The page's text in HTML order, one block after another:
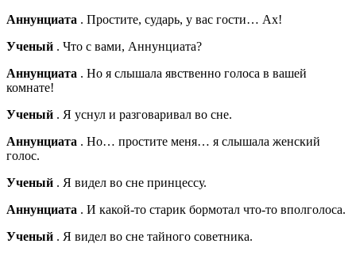
Аннунциата . Простите, сударь, у вас гости… Ах!
Ученый . Что с вами, Аннунциата?
Аннунциата . Но я слышала явственно голоса в вашей
комнате!
Ученый . Я уснул и разговаривал во сне.
Аннунциата . Но… простите меня… я слышала женский
голос.
Ученый . Я видел во сне принцессу.
Аннунциата . И какой-то старик бормотал что-то вполголоса.
Ученый . Я видел во сне тайного советника.